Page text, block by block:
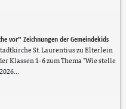
vor" Zeichnungen der Gemeindekids
St. Laurentius zu Elterlein
Klassen 1-6 zum Thema "Wie stelle